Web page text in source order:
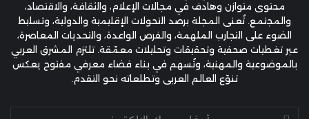
محتوى متوازن وهادف في مجالات الإعلام، والثقافة، والاقتصاد،
والمجتمع. تُعنى المجلة برصد التحولات الإقليمية والدولية، وتسليط
الضوء على التجارب الملهمة، والفرص الواعدة، والتحديات المعاصرة،
عبر تغطيات صحفية وتحقيقات وتحليلات معمّقة. تلتزم المشرق العربي
بالموضوعية والمهنية، وتُسهم في بناء فضاء معرفي مفتوح يعكس
تنوّع العالم العربي وتطلعاته نحو التقدم.